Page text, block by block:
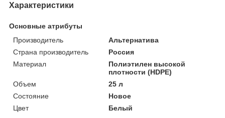
Характеристики
Основные атрибуты
Производитель
Альтернатива
Страна производитель
Россия
Материал
Полиэтилен высокой
плотности (HDPE)
Объем
25 л
Состояние
Новое
Цвет
Белый